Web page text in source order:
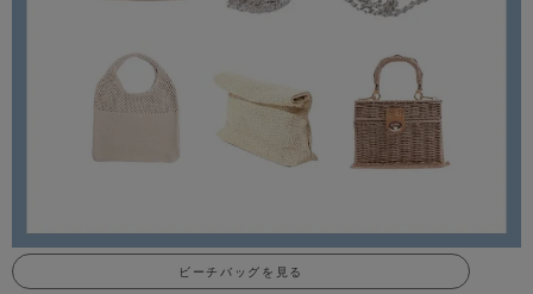
ビーチバッグを見る